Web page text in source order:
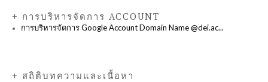
+ การบริหารจัดการ ACCOUNT
การบริหารจัดการ Google Account Domain Name @dei.ac...
+ สถิติบทความและเนื้อหา